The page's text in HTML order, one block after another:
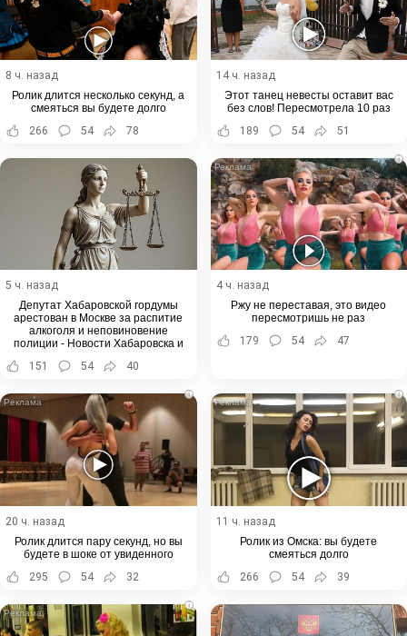
8 ч. назад
Ролик длится несколько секунд, а
смеяться вы будете долго
266
54 78
14 ч. назад
Этот танец невесты оставит вас
без слов! Пересмотрела 10 раз
189
54 51
5 ч. назад
Депутат Хабаровской гордумы
арестован в Москве за распитие
алкоголя и неповиновение
полиции - Новости Хабаровска и
151 54 40
i
4 ч. назад
Ржу не переставая, это видео
пересмотришь не раз
179
54 47
i
20 ч. назад
Ролик длится пару секунд, но вы
будете в шоке от увиденного
295
54 32
i
11 ч. назад
Ролик из Омска: вы будете
смеяться долго
266
54 39
i